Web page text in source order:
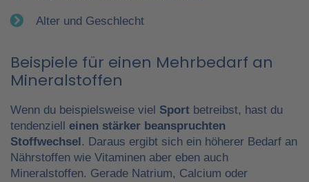
Alter und Geschlecht
Beispiele für einen Mehrbedarf an
Mineralstoffen
Wenn du beispielsweise viel Sport betreibst, hast du
tendenziell einen stärker beanspruchten
Stoffwechsel. Daraus ergibt sich ein höherer Bedarf an
Nährstoffen wie Vitaminen aber eben auch
Mineralstoffen. Gerade Natrium, Calcium oder